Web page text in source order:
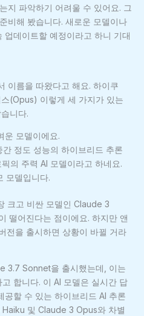
지 파악하기 어려울 수 있어요. 그
비해 봤습니다. 새로운 모델이나
업데이트할 예정이라고 하니 기대
이름을 따왔다고 해요. 하이쿠
(Opus) 이렇게 세 가지가 있는
니다.
운 모델이에요.
간 정도 성능의 하이브리드 추론
의 주력 AI 모델이라고 하네요.
모델입니다.
크고 비싼 모델인 Claude 3
떨어진다는 점이에요. 하지만 앤
전을 출시하면 상황이 바뀔 거라
3.7 Sonnet을 출시했는데, 이는
합니다. 이 AI 모델은 실시간 답
공할 수 있는 하이브리드 AI 추론
및 Claude 3 Opus와 차별